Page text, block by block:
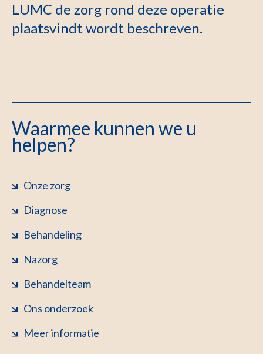
LUMC de zorg rond deze operatie
plaatsvindt wordt beschreven.
Waarmee kunnen we u
helpen?
Onze zorg
Diagnose
Behandeling
Nazorg
Behandelteam
Ons onderzoek
Meer informatie